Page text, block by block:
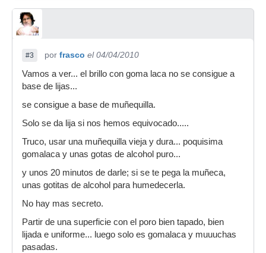
#3 por frasco el 04/04/2010
Vamos a ver... el brillo con goma laca no se consigue a
base de lijas...
se consigue a base de muñequilla.
Solo se da lija si nos hemos equivocado.....
Truco, usar una muñequilla vieja y dura... poquisima
gomalaca y unas gotas de alcohol puro...
y unos 20 minutos de darle; si se te pega la muñeca,
unas gotitas de alcohol para humedecerla.
No hay mas secreto.
Partir de una superficie con el poro bien tapado, bien
lijada e uniforme... luego solo es gomalaca y muuuchas
pasadas.